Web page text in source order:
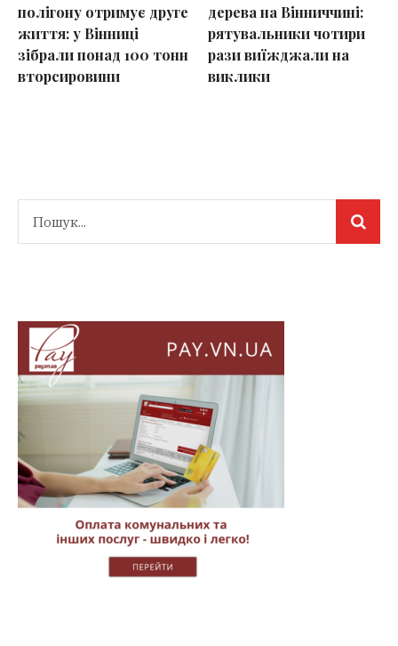
полігону отримує друге
життя: у Вінниці
зібрали понад 100 тонн
вторсировини
дерева на Вінниччині:
рятувальники чотири
рази виїжджали на
виклики